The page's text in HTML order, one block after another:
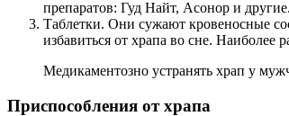
препаратов: Гуд Найт, Асонор и другие.
Таблетки. Они сужают кровеносные
избавиться от храпа во сне. Наиболее
Медикаментозно устранять храп у
Приспособления от храпа